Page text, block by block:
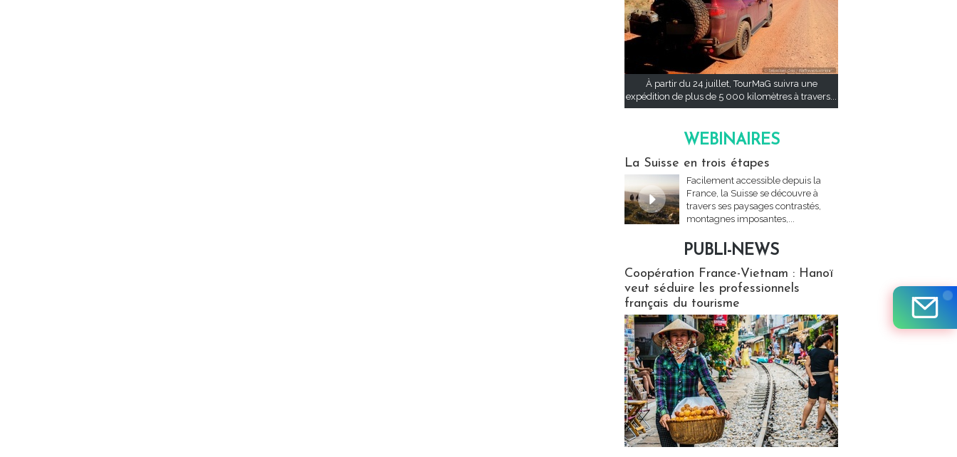
À partir du 24 juillet, TourMaG suivra une
expédition de plus de 5 000 kilomètres à travers...
WEBINAIRES
La Suisse en trois étapes
Facilement accessible depuis la
France, la Suisse se découvre à
travers ses paysages contrastés,
montagnes imposantes,...
PUBLI-NEWS
Coopération France-Vietnam : Hanoï
veut séduire les professionnels
français du tourisme